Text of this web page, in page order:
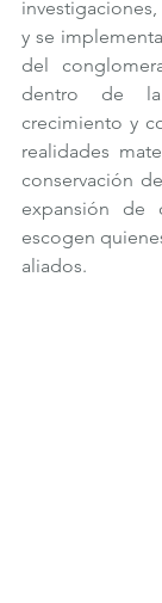
y se
del
dentro de
crecimiento y
realidades
conservación
expansión de
escogen
aliados.